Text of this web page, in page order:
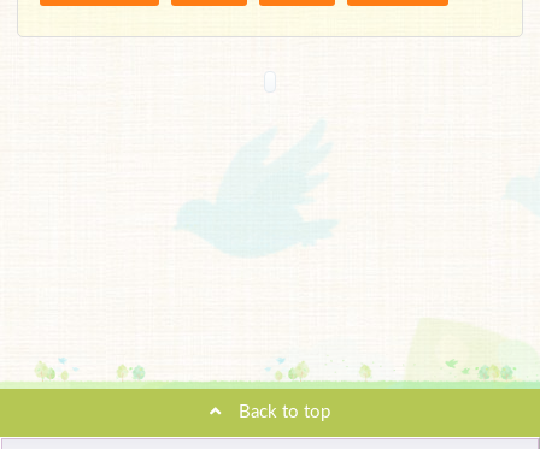
Back to top